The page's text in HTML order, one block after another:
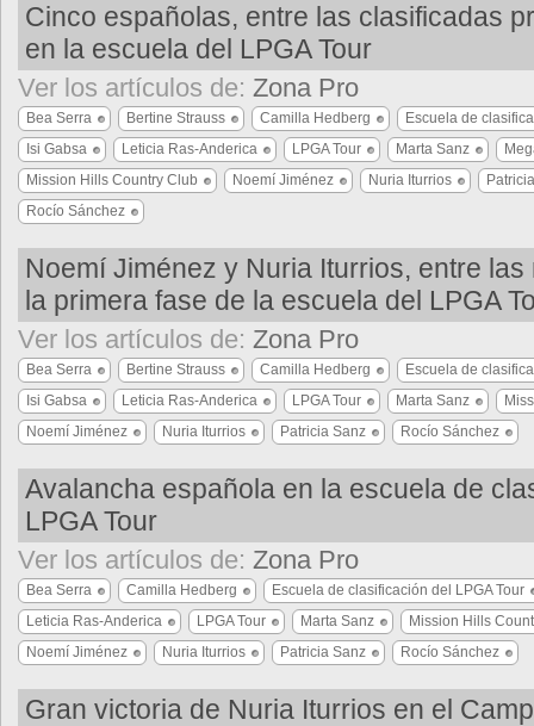
Cinco españolas, entre las clasificadas
en la escuela del LPGA Tour
Ver los artículos de: Zona Pro
Bea Serra Bertine Strauss Camilla Hedberg
Escuela de
Isi Gabsa
Leticia Ras-Anderica LPGA Tour Marta Sanz
Mission Hills Country Club
Noemí Jiménez Nuria Iturrios
Rocío Sánchez
Noemí Jiménez y Nuria Iturrios, entre las
la primera fase de la escuela del LPGA
Ver los artículos de: Zona Pro
Bea Serra Bertine Strauss Camilla Hedberg
Escuela de
Isi Gabsa
Leticia Ras-Anderica LPGA Tour Marta Sanz
Noemí Jiménez
Nuria Iturrios Patricia Sanz Rocío Sánchez
Avalancha española en la escuela de
LPGA Tour
Ver los artículos de: Zona Pro
Bea Serra Camilla Hedberg
Escuela de clasificación del LPGA Tour
Leticia Ras-Anderica
LPGA Tour Marta Sanz
Mission Hills
Noemí Jiménez
Nuria Iturrios Patricia Sanz Rocío Sánchez
Gran victoria de Nuria Iturrios en el